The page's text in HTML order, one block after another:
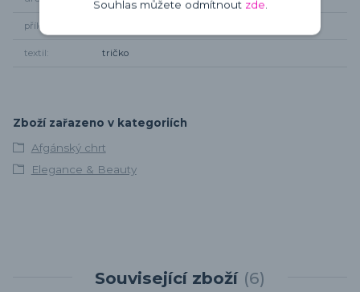
příležitost
textil tričko
Zboží zařazeno v kategoriích
Afgánský chrt
Elegance & Beauty
Související zboží 6
Souhlas můžete odmítnout zde.